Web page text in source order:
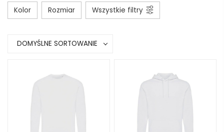
Kolor Rozmiar Wszystkie filtry
DOMYŚLNE SORTOWANIE